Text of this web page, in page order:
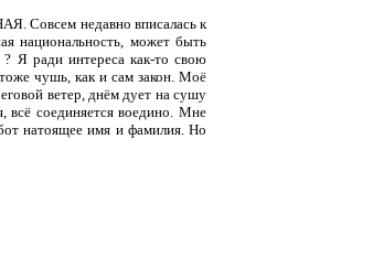
Совсем недавно вписалась к
национальность, может быть
Я ради интереса как-то свою
чушь, как и сам закон. Моё
ветер, днём дует на сушу
соединяется воедино. Мне
натоящее имя и фамилия. Но